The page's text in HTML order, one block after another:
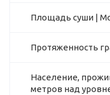
Площадь суши |
Протяженность
Население,
метров над